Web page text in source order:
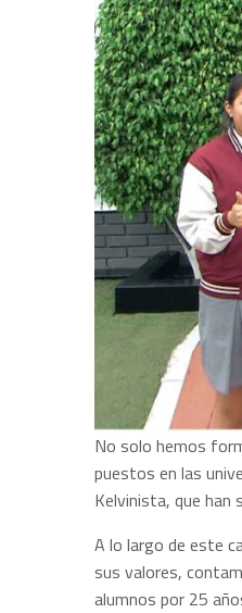
No solo hemos
puestos en las
Kelvinista, que han
A lo largo de este
sus valores,
alumnos por 25